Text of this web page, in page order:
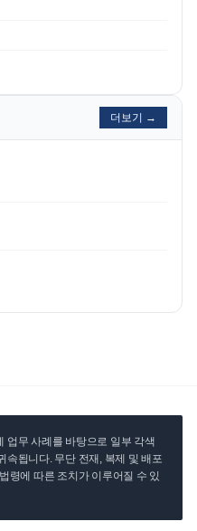
더보기 →
업무 사례를 바탕으로 일부 각색
속됩니다. 무단 전재, 복제 및 배포
령에 따른 조치가 이루어질 수 있